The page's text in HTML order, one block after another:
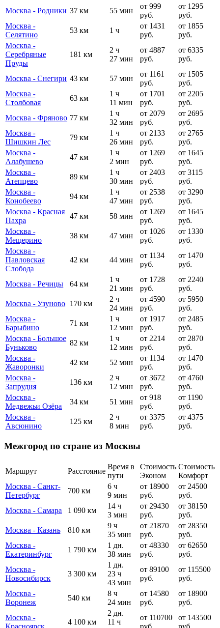
Москва - Родники 37 км 55 мин
от 999
руб.
от 1295
руб.
Москва -
Селятино
53 км 1 ч
от 1431
руб.
от 1855
руб.
Москва -
Серебряные
Пруды
181 км
2 ч
27 мин
от 4887
руб.
от 6335
руб.
Москва - Снегири 43 км 57 мин
от 1161
руб.
от 1505
руб.
Москва -
Столбовая
63 км
1 ч
11 мин
от 1701
руб.
от 2205
руб.
Москва - Фряново 77 км
1 ч
32 мин
от 2079
руб.
от 2695
руб.
Москва -
Шишкин Лес
79 км
1 ч
26 мин
от 2133
руб.
от 2765
руб.
Москва -
Алабушево
47 км
1 ч
2 мин
от 1269
руб.
от 1645
руб.
Москва -
Атепцево
89 км
1 ч
30 мин
от 2403
руб.
от 3115
руб.
Москва -
Конобеево
94 км
1 ч
47 мин
от 2538
руб.
от 3290
руб.
Москва - Красная
Пахра
47 км 58 мин
от 1269
руб.
от 1645
руб.
Москва -
Мещерино
38 км 47 мин
от 1026
руб.
от 1330
руб.
Москва -
Павловская
Слобода
42 км 44 мин
от 1134
руб.
от 1470
руб.
Москва - Речицы 64 км
1 ч
21 мин
от 1728
руб.
от 2240
руб.
Москва - Узуново 170 км
2 ч
24 мин
от 4590
руб.
от 5950
руб.
Москва -
Барыбино
71 км
1 ч
12 мин
от 1917
руб.
от 2485
руб.
Москва - Большое
Буньково
82 км
1 ч
12 мин
от 2214
руб.
от 2870
руб.
Москва -
Жаворонки
42 км 52 мин
от 1134
руб.
от 1470
руб.
Москва -
Запрудня
136 км
2 ч
12 мин
от 3672
руб.
от 4760
руб.
Москва -
Медвежьи Озёра
34 км 51 мин
от 918
руб.
от 1190
руб.
Москва -
Авсюнино
125 км
2 ч
8 мин
от 3375
руб.
от 4375
руб.
Межгород по стране из Москвы
Маршрут Расстояние
Время в
пути
Стоимость
Эконом
Стоимость
Комфорт
Москва - Санкт-
Петербург
700 км
6 ч
9 мин
от 18900
руб.
от 24500
руб.
Москва - Самара
1 090 км
14 ч
3 мин
от 29430
руб.
от 38150
руб.
Москва - Казань
810 км
9 ч
35 мин
от 21870
руб.
от 28350
руб.
Москва -
Екатеринбург
1 790 км
1 дн.
38 мин
от 48330
руб.
от 62650
руб.
Москва -
Новосибирск
3 300 км
1 дн.
23 ч
43 мин
от 89100
руб.
от 115500
руб.
Москва -
Воронеж
540 км
8 ч
24 мин
от 14580
руб.
от 18900
руб.
Москва -
Красноярск
4 100 км
2 дн.
11 ч
от 110700
руб.
от 143500
руб.